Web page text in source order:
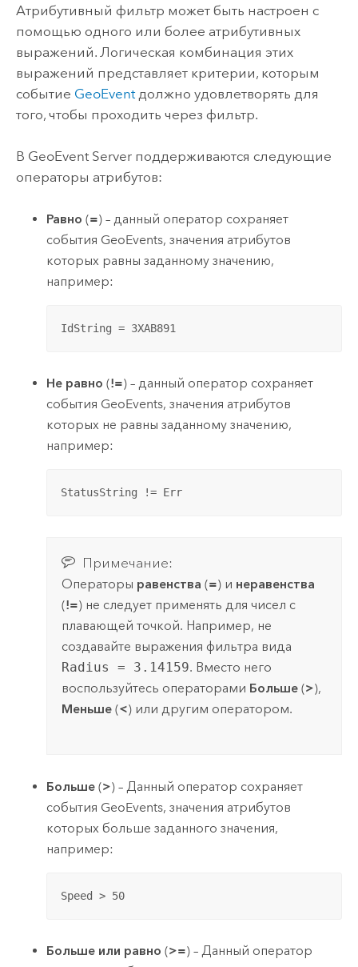
Атрибутивный фильтр может быть настроен с
помощью одного или более атрибутивных
выражений. Логическая комбинация этих
выражений представляет критерии, которым
событие GeoEventдолжно удовлетворять для
того, чтобы проходить через фильтр.
В GeoEvent Serverподдерживаются следующие
операторы атрибутов:
Равно (=) – данный оператор сохраняет
события GeoEvents, значения атрибутов
которых равны заданному значению,
например:
IdString = 3XAB891
Не равно (!=) – данный оператор сохраняет
события GeoEvents, значения атрибутов
которых не равны заданному значению,
например:
StatusString != Err
Примечание:
Операторы равенства (=) и неравенства
(!=) не следует применять для чисел с
плавающей точкой. Например, не
создавайте выражения фильтра вида
Radius = 3.14159. Вместо него
воспользуйтесь операторами Больше(>),
Меньше(<) или другим оператором.
Больше (>) – Данный оператор сохраняет
события GeoEvents, значения атрибутов
которых больше заданного значения,
например:
Speed > 50
Больше или равно (>=) – Данный оператор